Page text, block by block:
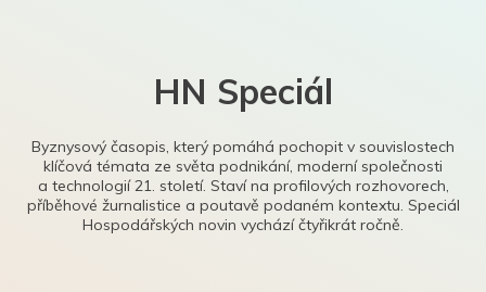
HN Speciál
Byznysový časopis, který pomáhá pochopit v souvislostech
klíčová témata ze světa podnikání, moderní společnosti
a technologií 21. století. Staví na profilových rozhovorech,
příběhové žurnalistice a poutavě podaném kontextu. Speciál
Hospodářských novin vychází čtyřikrát ročně.